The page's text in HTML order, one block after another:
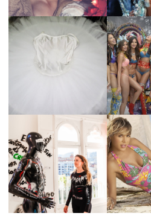
TUTORIAL PARA
HACER UN TUTÚ
DE BALLET DE
LA
DE
MARGA GONZÁLEZ
Y ELIA FERNÁNDEZ
DIALOGAN EN
ESPACIO DEL
ANONIMATO, LA
CASA ROSA DE
OVIEDO
LA